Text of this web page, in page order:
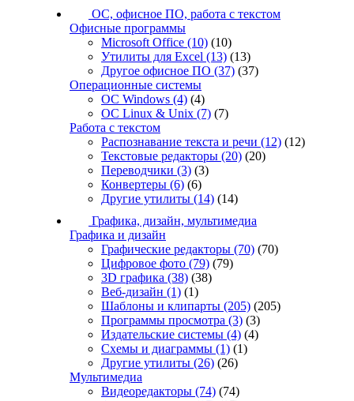
ОС, офисное ПО, работа с текстом
Офисные программы
Microsoft Office (10) (10)
Утилиты для Excel (13) (13)
Другое офисное ПО (37) (37)
Операционные системы
ОС Windows (4) (4)
ОС Linux & Unix (7) (7)
Работа с текстом
Распознавание текста и речи (12) (12)
Текстовые редакторы (20) (20)
Переводчики (3) (3)
Конвертеры (6) (6)
Другие утилиты (14) (14)
Графика, дизайн, мультимедиа
Графика и дизайн
Графические редакторы (70) (70)
Цифровое фото (79) (79)
3D графика (38) (38)
Веб-дизайн (1) (1)
Шаблоны и клипарты (205) (205)
Программы просмотра (3) (3)
Издательские системы (4) (4)
Схемы и диаграммы (1) (1)
Другие утилиты (26) (26)
Мультимедиа
Видеоредакторы (74) (74)